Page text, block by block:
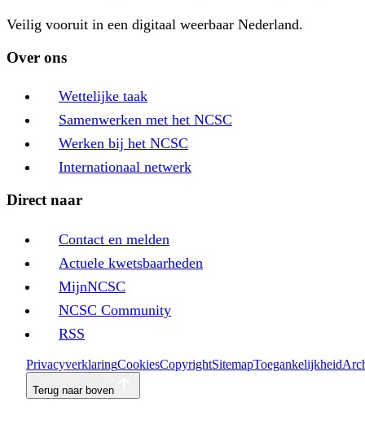
Veilig vooruit in een digitaal weerbaar Nederland.
Over ons
Wettelijke taak
Samenwerken met het NCSC
Werken bij het NCSC
Internationaal netwerk
Direct naar
Contact en melden
Actuele kwetsbaarheden
MijnNCSC
NCSC Community
RSS
PrivacyverklaringCookiesCopyrightSitemapToegankelijkheid
Terug naar boven